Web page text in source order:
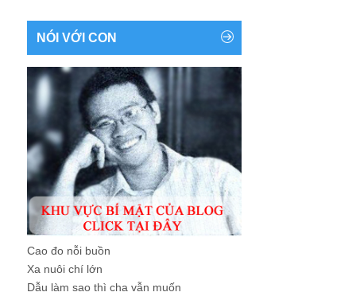
NÓI VỚI CON
Cao đo nỗi buồn
Xa nuôi chí lớn
Dẫu làm sao thì cha vẫn muốn